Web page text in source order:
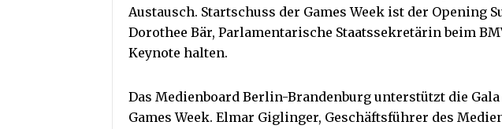
Austausch. Startschuss der Games Week ist der Opening
Dorothee Bär, Parlamentarische Staatssekretärin beim
Keynote halten.
Das Medienboard Berlin-Brandenburg unterstützt die Gala
Games Week. Elmar Giglinger, Geschäftsführer des